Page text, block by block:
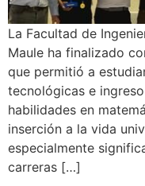
La Facultad de
Maule ha finalizado
que permitió a
tecnológicas e
habilidades en
inserción a la vida
especialmente
carreras […]